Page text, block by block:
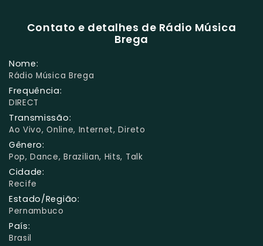
Contato e detalhes de Rádio Música
Brega
Nome:
Rádio Música Brega
Frequência:
DIRECT
Transmissão:
Ao Vivo, Online, Internet, Direto
Gênero:
Pop, Dance, Brazilian, Hits, Talk
Cidade:
Recife
Estado/Região:
Pernambuco
País:
Brasil